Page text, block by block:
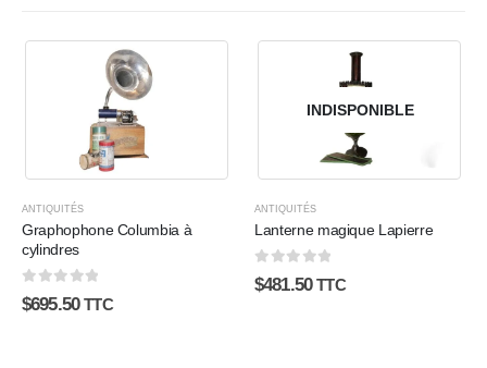
ANTIQUITÉS
Graphophone Columbia à
cylindres
0sur 5
$695.50 TTC
INDISPONIBLE
ANTIQUITÉS
Lanterne magique Lapierre
0sur 5
$481.50 TTC